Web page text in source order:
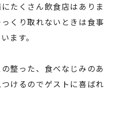
たくさん飲食店はありま
くり取れないときは食事
ます。
整った、食べなじみのあ
けるのでゲストに喜ばれ